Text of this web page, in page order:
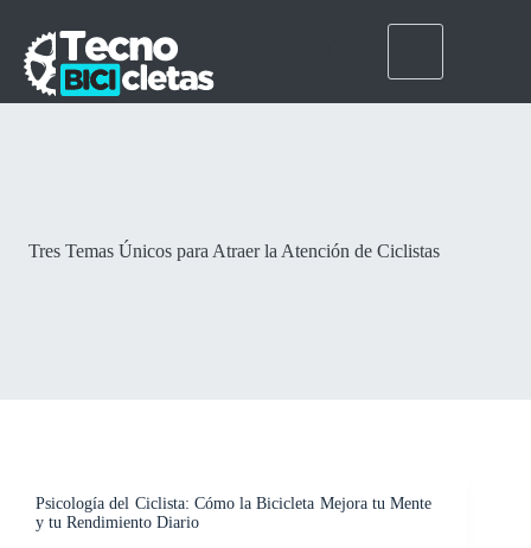
Tres Temas Únicos para Atraer la Atención de Ciclistas
Psicología del Ciclista: Cómo la Bicicleta Mejora tu Mente
y tu Rendimiento Diario